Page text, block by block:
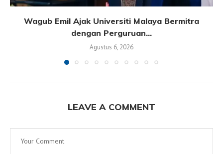
Wagub Emil Ajak Universiti Malaya Bermitra
dengan Perguruan...
Agustus 6, 2026
LEAVE A COMMENT